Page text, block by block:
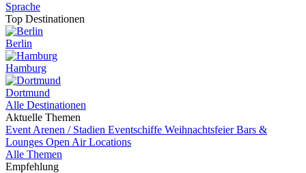
Sprache
Top Destinationen
Berlin
Hamburg
Dortmund
Alle Destinationen
Aktuelle Themen
Event Arenen / Stadien Eventschiffe WeihnachtsfeierBars &
Lounges Open Air Locations
Alle Themen
Empfehlung